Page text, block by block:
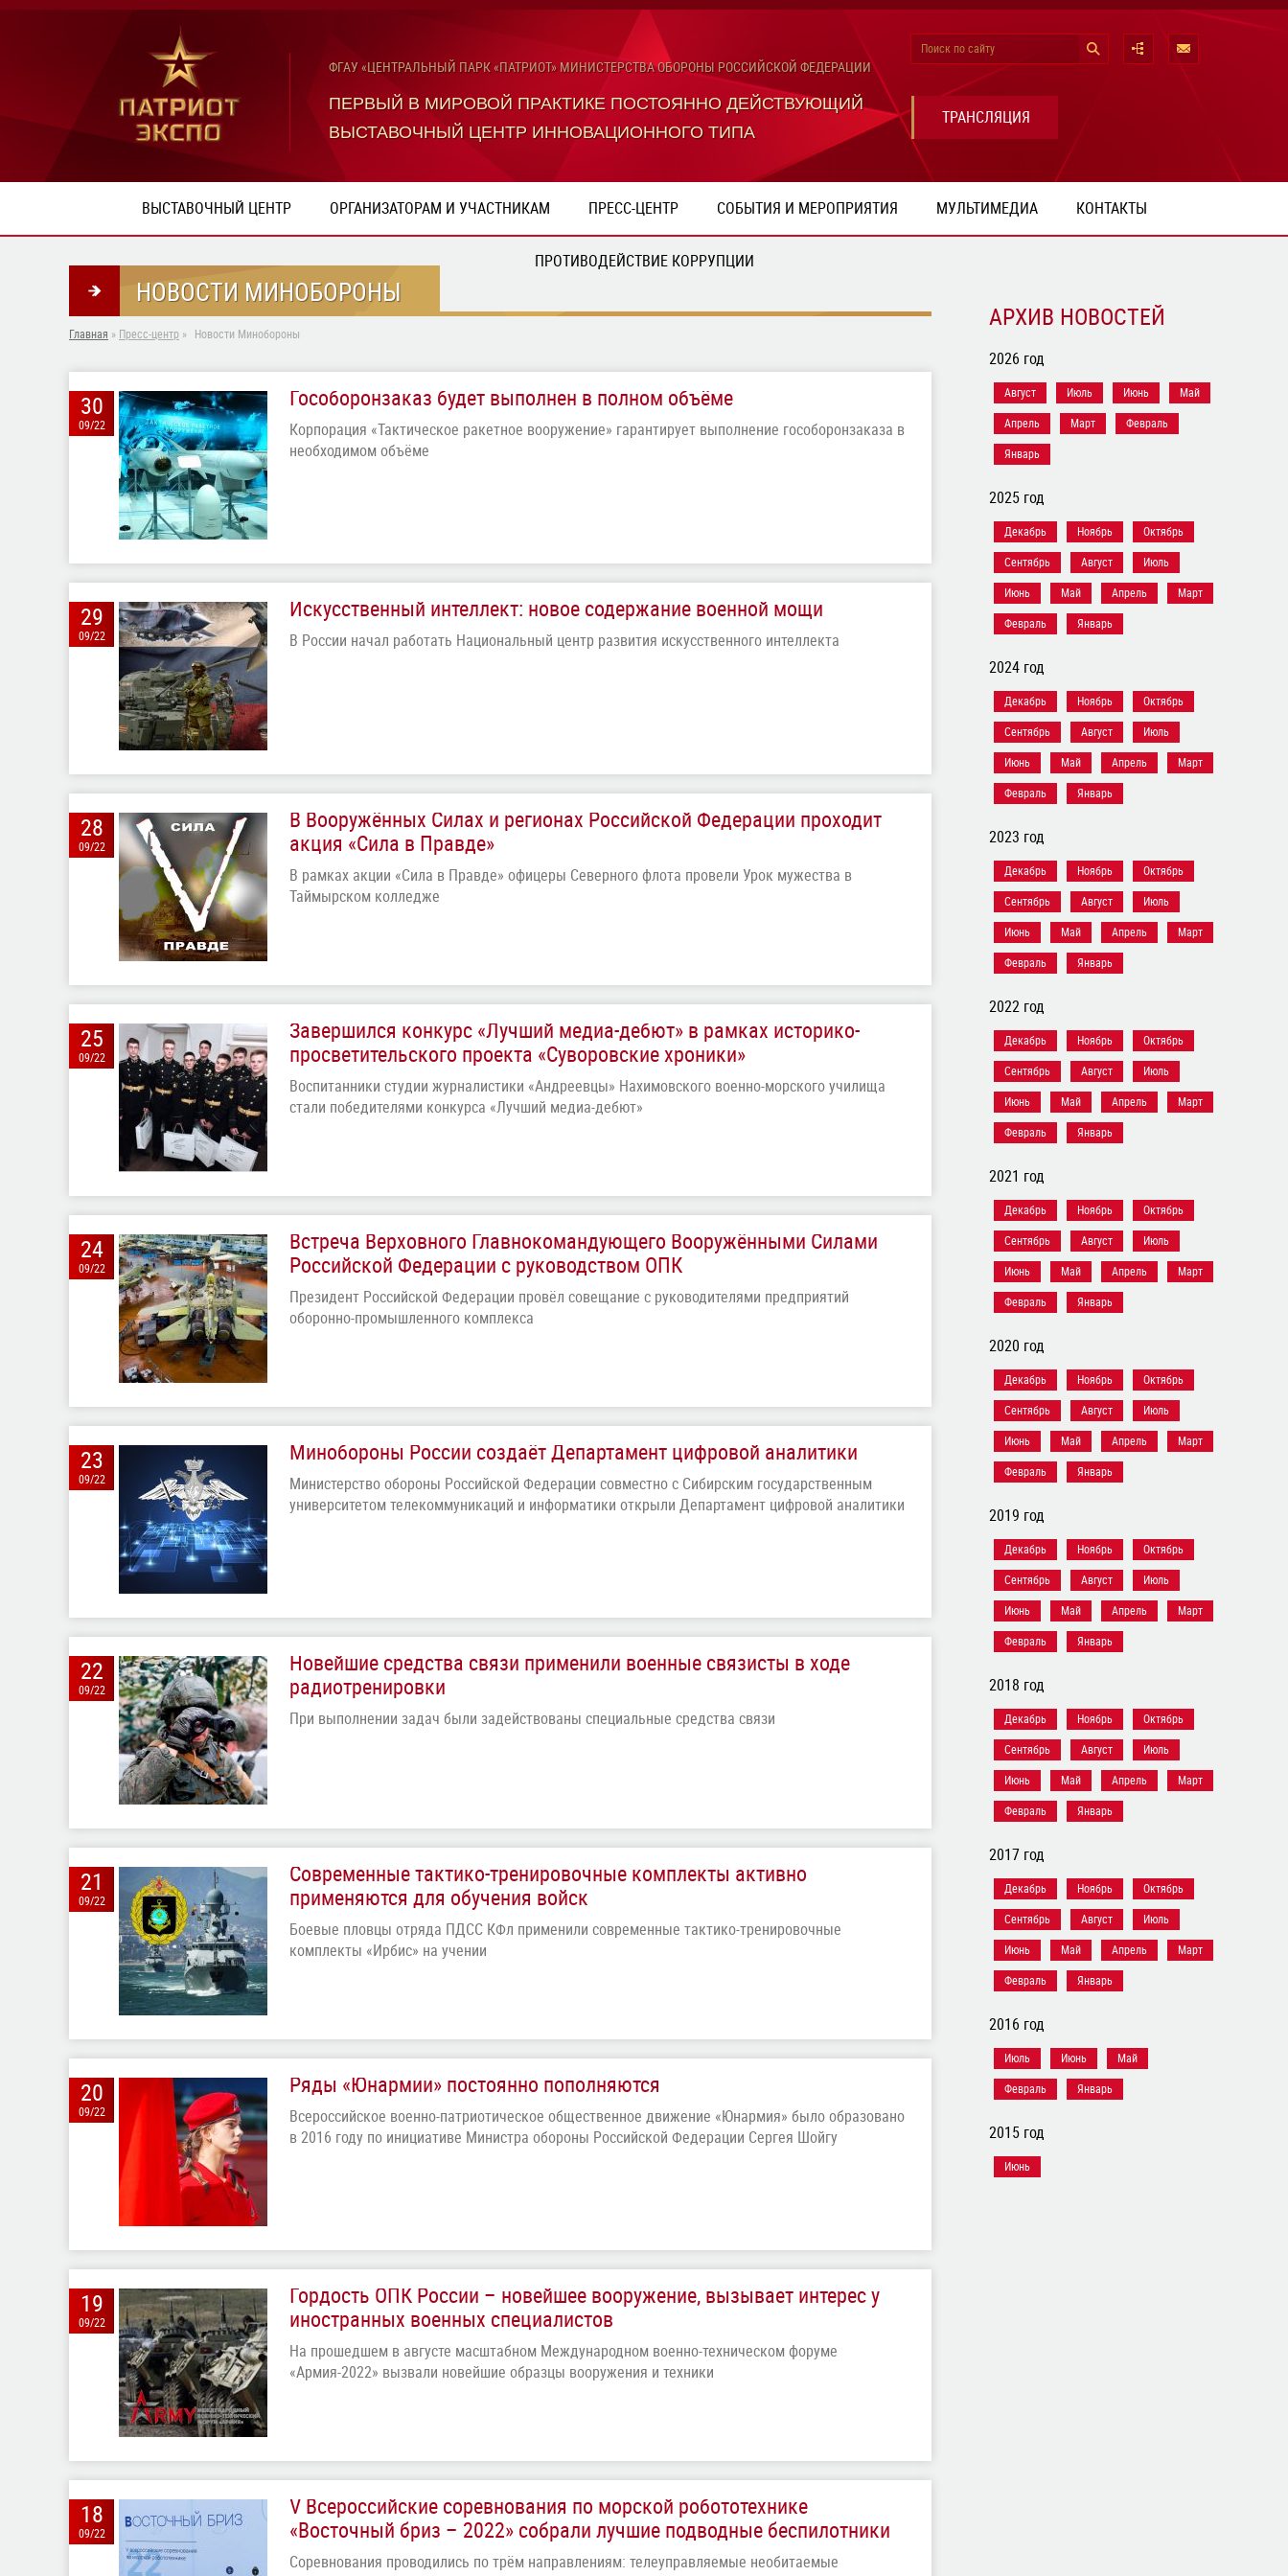
ФГАУ «ЦЕНТРАЛЬНЫЙ ПАРК «ПАТРИОТ» МИНИСТЕРСТВА ОБОРОНЫ РОССИЙСКОЙ ФЕДЕРАЦИИ
ПЕРВЫЙ В МИРОВОЙ ПРАКТИКЕ ПОСТОЯННО ДЕЙСТВУЮЩИЙ
ВЫСТАВОЧНЫЙ ЦЕНТР ИННОВАЦИОННОГО ТИПА
Поиск по сайту
ТРАНСЛЯЦИЯ
ВЫСТАВОЧНЫЙ ЦЕНТР ОРГАНИЗАТОРАМ И УЧАСТНИКАМ ПРЕСС-ЦЕНТР СОБЫТИЯ И МЕРОПРИЯТИЯ МУЛЬТИМЕДИА КОНТАКТЫ
ПРОТИВОДЕЙСТВИЕ КОРРУПЦИИ
НОВОСТИ МИНОБОРОНЫ
Главная » Пресс-центр » Новости Минобороны
30
09/22
Гособоронзаказ будет выполнен в полном объёме
Корпорация «Тактическое ракетное вооружение» гарантирует выполнение гособоронзаказа в
необходимом объёме
29
09/22
Искусственный интеллект: новое содержание военной мощи
В России начал работать Национальный центр развития искусственного интеллекта
28
09/22
В Вооружённых Силах и регионах Российской Федерации проходит
акция «Сила в Правде»
В рамках акции «Сила в Правде» офицеры Северного флота провели Урок мужества в
Таймырском колледже
25
09/22
Завершился конкурс «Лучший медиа-дебют» в рамках историко-
просветительского проекта «Суворовские хроники»
Воспитанники студии журналистики «Андреевцы» Нахимовского военно-морского училища
стали победителями конкурса «Лучший медиа-дебют»
24
09/22
Встреча Верховного Главнокомандующего Вооружёнными Силами
Российской Федерации с руководством ОПК
Президент Российской Федерации провёл совещание с руководителями предприятий
оборонно-промышленного комплекса
23
09/22
Минобороны России создаёт Департамент цифровой аналитики
Министерство обороны Российской Федерации совместно с Сибирским государственным
университетом телекоммуникаций и информатики открыли Департамент цифровой аналитики
22
09/22
Новейшие средства связи применили военные связисты в ходе
радиотренировки
При выполнении задач были задействованы специальные средства связи
21
09/22
Современные тактико-тренировочные комплекты активно
применяются для обучения войск
Боевые пловцы отряда ПДСС КФл применили современные тактико-тренировочные
комплекты «Ирбис» на учении
20
09/22
Ряды «Юнармии» постоянно пополняются
Всероссийское военно-патриотическое общественное движение «Юнармия» было образовано
в 2016 году по инициативе Министра обороны Российской Федерации Сергея Шойгу
19
09/22
Гордость ОПК России – новейшее вооружение, вызывает интерес у
иностранных военных специалистов
На прошедшем в августе масштабном Международном военно-техническом форуме
«Армия-2022» вызвали новейшие образцы вооружения и техники
18
09/22
V Всероссийские соревнования по морской робототехнике
«Восточный бриз – 2022» собрали лучшие подводные беспилотники
Соревнования проводились по трём направлениям: телеуправляемые необитаемые
АРХИВ НОВОСТЕЙ
2026 год
Август Июль Июнь Май
Апрель Март Февраль
Январь
2025 год
Декабрь Ноябрь Октябрь
Сентябрь Август Июль
Июнь Май Апрель Март
Февраль Январь
2024 год
Декабрь Ноябрь Октябрь
Сентябрь Август Июль
Июнь Май Апрель Март
Февраль Январь
2023 год
Декабрь Ноябрь Октябрь
Сентябрь Август Июль
Июнь Май Апрель Март
Февраль Январь
2022 год
Декабрь Ноябрь Октябрь
Сентябрь Август Июль
Июнь Май Апрель Март
Февраль Январь
2021 год
Декабрь Ноябрь Октябрь
Сентябрь Август Июль
Июнь Май Апрель Март
Февраль Январь
2020 год
Декабрь Ноябрь Октябрь
Сентябрь Август Июль
Июнь Май Апрель Март
Февраль Январь
2019 год
Декабрь Ноябрь Октябрь
Сентябрь Август Июль
Июнь Май Апрель Март
Февраль Январь
2018 год
Декабрь Ноябрь Октябрь
Сентябрь Август Июль
Июнь Май Апрель Март
Февраль Январь
2017 год
Декабрь Ноябрь Октябрь
Сентябрь Август Июль
Июнь Май Апрель Март
Февраль Январь
2016 год
Июль Июнь Май
Февраль Январь
2015 год
Июнь